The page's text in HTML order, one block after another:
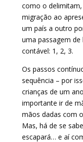
como o
migração ao
um país a outro
uma passagem
contável: 1, 2, 3.
Os passos
sequência – por
crianças de um
importante ir de
mãos dadas com o
Mas, há de se
escapará… e aí